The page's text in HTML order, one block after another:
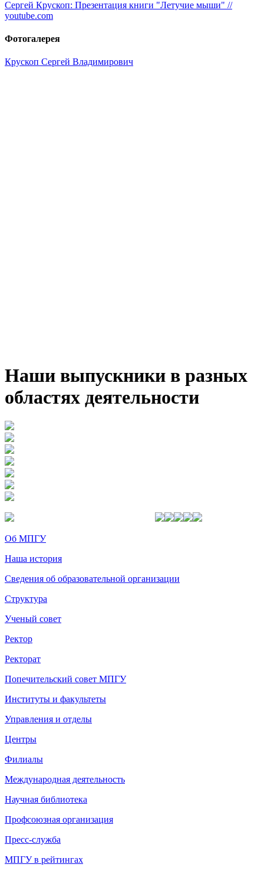
Сергей Крускоп: Презентация книги "Летучие мыши" //
youtube.com
Фотогалерея
Крускоп Сергей Владимирович
Наши выпускники в разных
областях деятельности
Об МПГУ
Наша история
Сведения об образовательной организации
Структура
Ученый совет
Ректор
Ректорат
Попечительский совет МПГУ
Институты и факультеты
Управления и отделы
Центры
Филиалы
Международная деятельность
Научная библиотека
Профсоюзная организация
Пресс-служба
МПГУ в рейтингах